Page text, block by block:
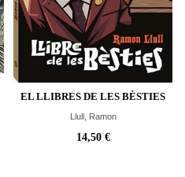
EL LLIBRES DE LES BÈSTIES
Llull, Ramon
14,50 €